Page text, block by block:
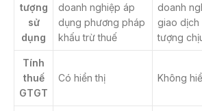
tượng
sử
dụng
doanh nghiệp áp
dụng phương pháp
khấu trừ thuế
doanh
giao dịch
tượng
Tính
thuế
GTGT
Có hiển thị Không